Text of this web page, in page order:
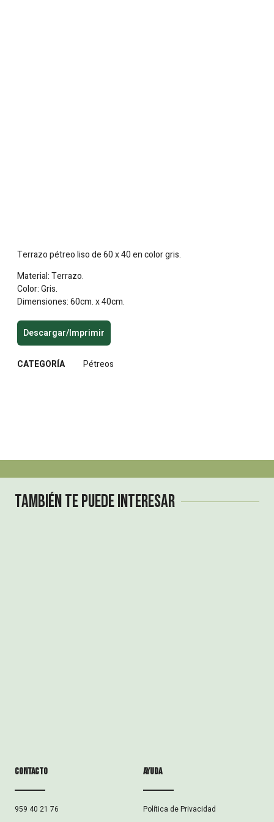
Terrazo pétreo liso de 60 x 40 en color gris.
Material: Terrazo.
Color: Gris.
Dimensiones: 60cm. x 40cm.
Descargar/Imprimir
CATEGORÍA Pétreos
También te puede interesar
Contacto
959 40 21 76
ayuda
Política de Privacidad